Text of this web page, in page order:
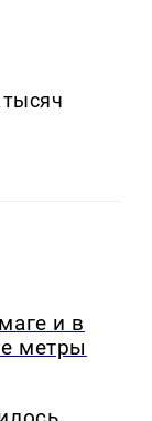
и в
метры